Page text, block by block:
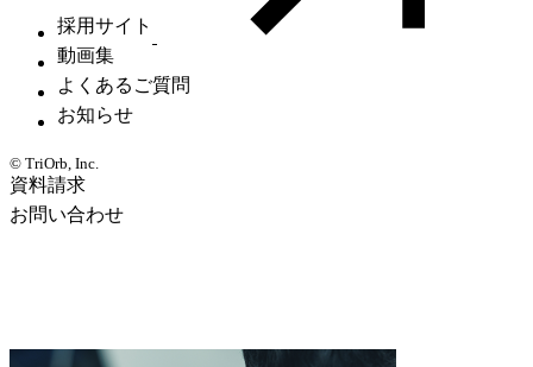
採用サイト
動画集
よくあるご質問
お知らせ
© TriOrb, Inc.
資料請求
お問い合わせ